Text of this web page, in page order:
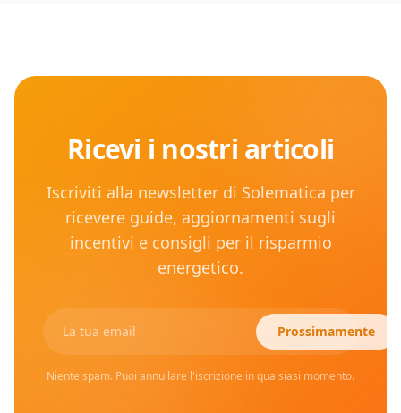
Ricevi i nostri articoli
Iscriviti alla newsletter di Solematica per
ricevere guide, aggiornamenti sugli
incentivi e consigli per il risparmio
energetico.
Prossimamente
Niente spam. Puoi annullare l'iscrizione in qualsiasi momento.